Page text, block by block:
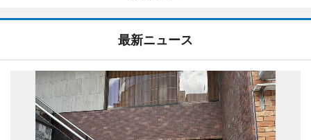
最新ニュース